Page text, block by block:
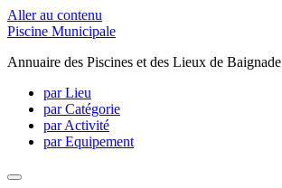
Aller au contenu
Piscine Municipale
Annuaire des Piscines et des Lieux de Baignade
par Lieu
par Catégorie
par Activité
par Equipement